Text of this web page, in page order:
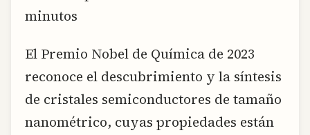
minutos
El Premio Nobel de Química de 2023
reconoce el descubrimiento y la síntesis
de cristales semiconductores de tamaño
nanométrico, cuyas propiedades están